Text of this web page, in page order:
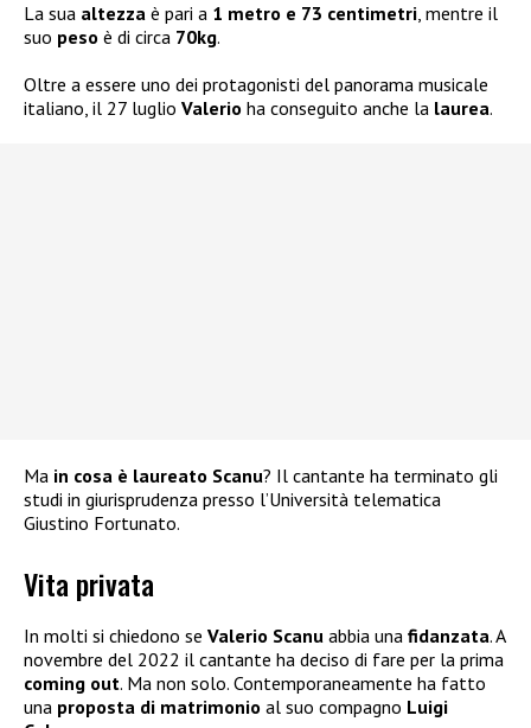
La sua altezza è pari a 1 metro e 73 centimetri, mentre il
suo peso è di circa 70kg.
Oltre a essere uno dei protagonisti del panorama musicale
italiano, il 27 luglio Valerio ha conseguito anche la laurea.
Ma in cosa è laureato Scanu? Il cantante ha terminato gli
studi in giurisprudenza presso l’Università telematica
Giustino Fortunato.
Vita privata
In molti si chiedono se Valerio Scanu abbia una fidanzata. A
novembre del 2022 il cantante ha deciso di fare per la prima
coming out. Ma non solo. Contemporaneamente ha fatto
una proposta di matrimonio al suo compagno Luigi